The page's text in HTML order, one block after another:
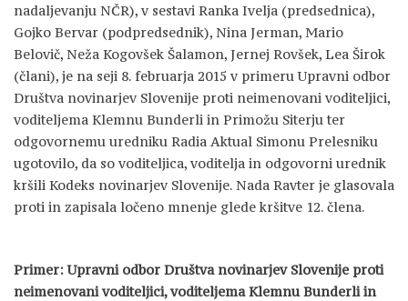
nadaljevanju NČR), v sestavi Ranka Ivelja (predsednica),
Gojko Bervar (podpredsednik), Nina Jerman, Mario
Belovič, Neža Kogovšek Šalamon, Jernej Rovšek, Lea Širok
(člani), je na seji 8. februarja 2015 v primeru Upravni odbor
Društva novinarjev Slovenije proti neimenovani voditeljici,
voditeljema Klemnu Bunderli in Primožu Siterju ter
odgovornemu uredniku Radia Aktual Simonu Prelesniku
ugotovilo, da so voditeljica, voditelja in odgovorni urednik
kršili Kodeks novinarjev Slovenije. Nada Ravter je glasovala
proti in zapisala ločeno mnenje glede kršitve 12. člena.
Primer: Upravni odbor Društva novinarjev Slovenije proti
neimenovani voditeljici, voditeljema Klemnu Bunderli in